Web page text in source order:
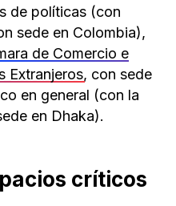
de políticas (con
sede en Colombia),
de Comercio e
Extranjeros, con sede
en general (con la
en Dhaka).
críticos